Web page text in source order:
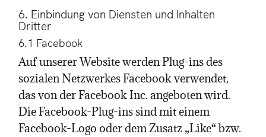
6. Einbindung von Diensten und Inhalten
Dritter
6.1 Facebook
Auf unserer Website werden Plug-ins des
sozialen Netzwerkes Facebook verwendet,
das von der Facebook Inc. angeboten wird.
Die Facebook-Plug-ins sind mit einem
Facebook-Logo oder dem Zusatz „Like“ bzw.